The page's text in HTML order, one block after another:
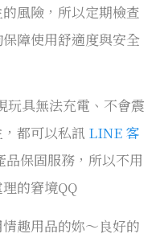
風險，所以定期檢查
障使用舒適度與安全
具無法充電、不會震
都可以私訊 LINE 客
品保固服務，所以不用
的窘境QQ
趣用品的妳～良好的